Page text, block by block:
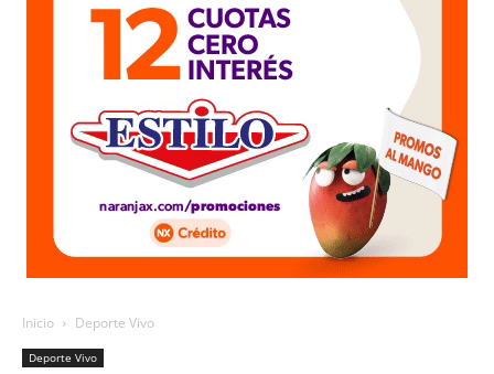
Inicio Deporte Vivo
Deporte Vivo